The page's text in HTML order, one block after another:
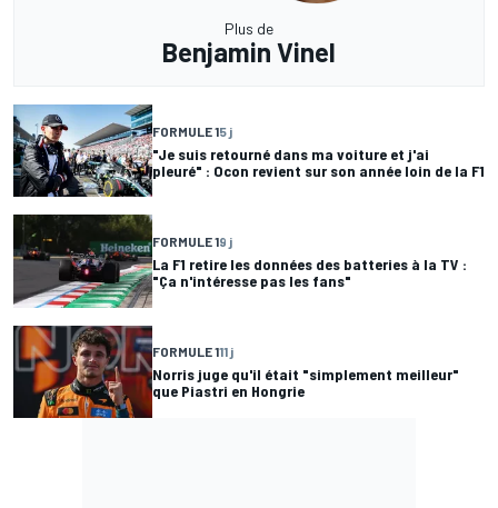
Plus de
Benjamin Vinel
FORMULE 15 j
"Je suis retourné dans ma voiture et j'ai
pleuré" : Ocon revient sur son année loin de la F1
FORMULE 19 j
La F1 retire les données des batteries à la TV :
"Ça n'intéresse pas les fans"
FORMULE 111 j
Norris juge qu'il était "simplement meilleur"
que Piastri en Hongrie